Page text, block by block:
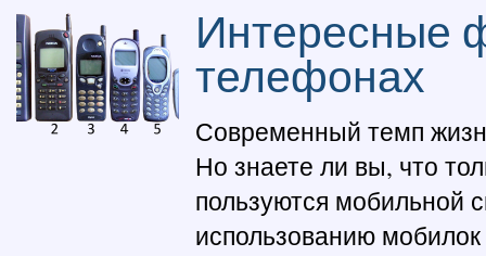
Интересные
телефонах
Современный темп
Но знаете ли вы, что
пользуются мобильной
использованию